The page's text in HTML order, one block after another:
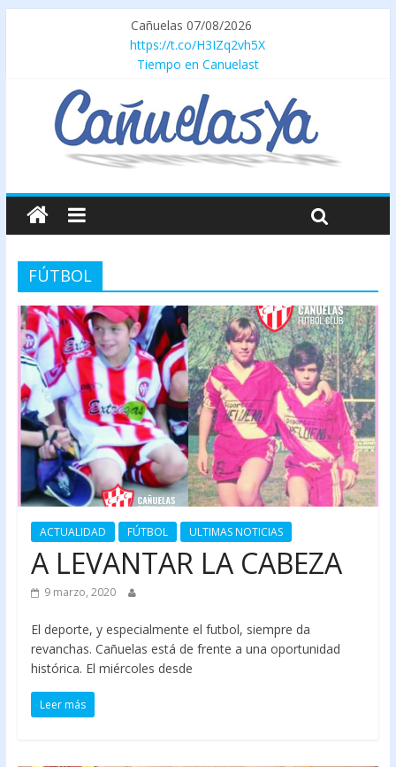
Cañuelas 07/08/2026
https://t.co/H3IZq2vh5X
Tiempo en Canuelast
FÚTBOL
ACTUALIDAD FÚTBOL ULTIMAS NOTICIAS
A LEVANTAR LA CABEZA
9 marzo, 2020
El deporte, y especialmente el futbol, siempre da
revanchas. Cañuelas está de frente a una oportunidad
histórica. El miércoles desde
Leer más